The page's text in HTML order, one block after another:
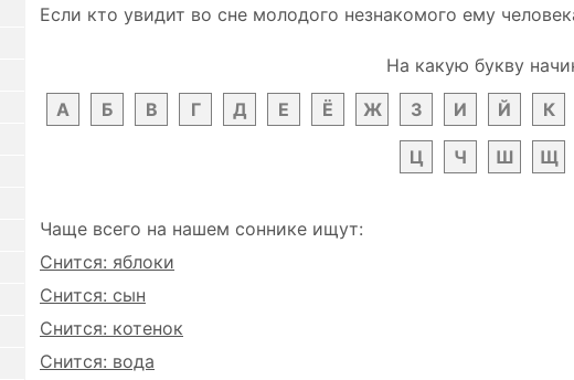
Если кто увидит во сне молодого незнакомого ему
На какую букву
А
Б В Г Д Е Ё Ж З И Й К
Ц Ч Ш Щ
Чаще всего на нашем соннике ищут:
Снится: яблоки
Снится: сын
Снится: котенок
Снится: вода